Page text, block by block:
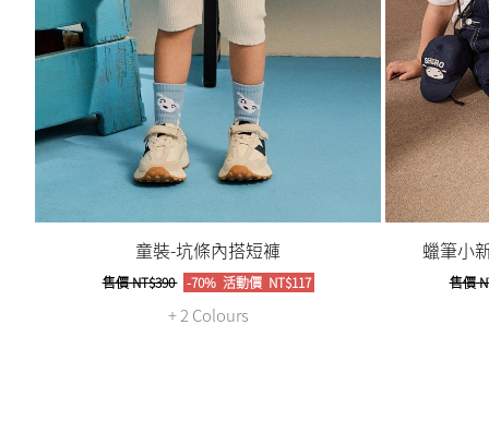
童裝-坑條內搭短褲
售價NT$390 -70% 活動價NT$117
+ 2 Colours
蠟筆小
售價